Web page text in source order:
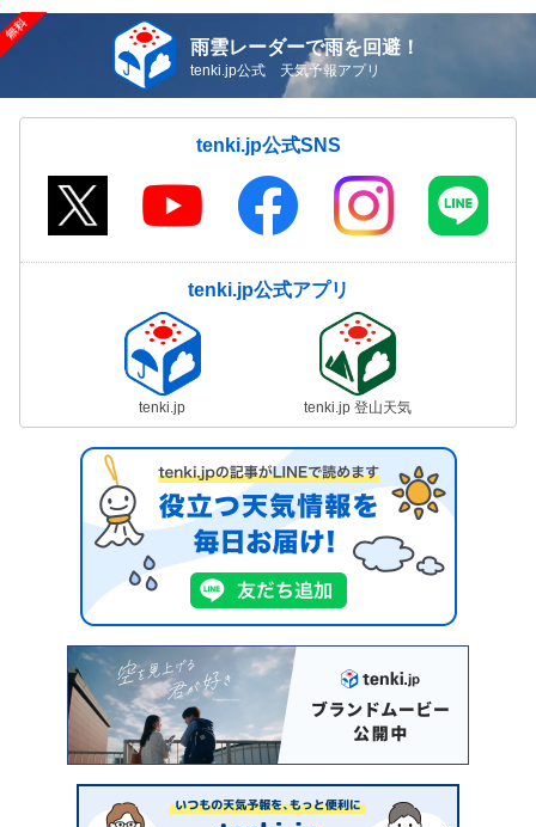
雨雲レーダーで雨を回避！
tenki.jp公式 天気予報アプリ
tenki.jp公式SNS
tenki.jp公式アプリ
tenki.jp tenki.jp 登山天気